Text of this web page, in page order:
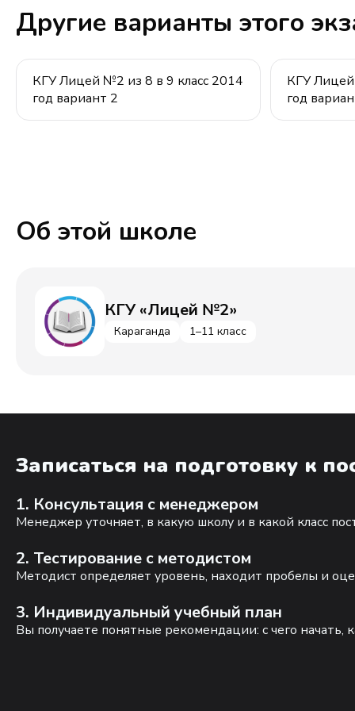
Другие варианты этого
КГУ Лицей №2 из 8 в 9 класс 2014
год вариант 2
КГУ
год
Об этой школе
КГУ «Лицей №2»
Караганда 1–11 класс
Записаться на подготовку к
1. Консультация с менеджером
Менеджер уточняет, в какую школу и в какой класс
2. Тестирование с методистом
Методист определяет уровень, находит пробелы и
3. Индивидуальный учебный план
Вы получаете понятные рекомендации: с чего начать,